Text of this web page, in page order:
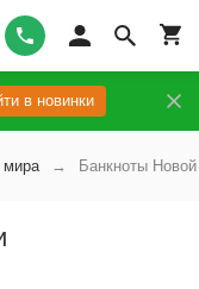
в новинки
мира Банкноты